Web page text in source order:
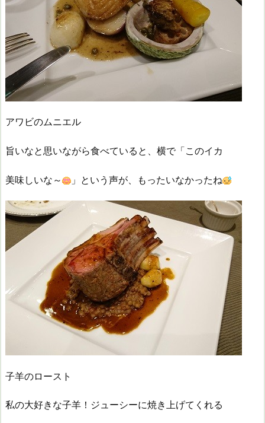
アワビのムニエル
旨いなと思いながら食べていると、横で「このイカ
美味しいな～ 」という声が、もったいなかったね
子羊のロースト
私の大好きな子羊！ジューシーに焼き上げてくれる